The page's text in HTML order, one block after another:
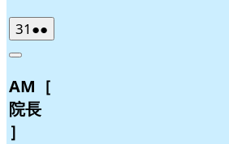
31 2026
年
月
31
日
●●
件
イ
Close
AM［
院長
］